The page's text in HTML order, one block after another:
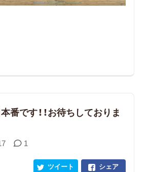
番です！！お待ちしておりま
1
シェア
ツイート